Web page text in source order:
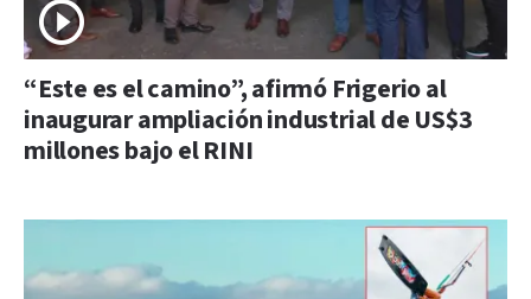
“Este es el camino”, afirmó Frigerio al
inaugurar ampliación industrial de US$3
millones bajo el RINI